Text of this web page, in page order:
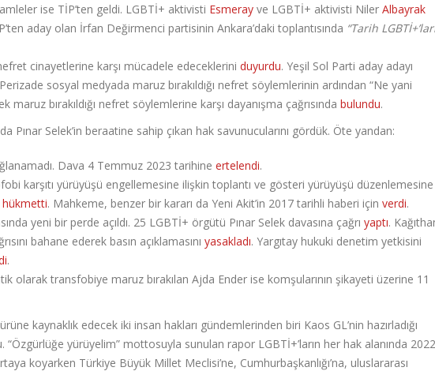
ise TİP’ten geldi. LGBTİ+ aktivisti Esmeray ve LGBTİ+ aktivisti Niler Albayrak
aday olan İrfan Değirmenci partisinin Ankara’daki toplantısında “Tarih
cinayetlerine karşı mücadele edeceklerini duyurdu. Yeşil Sol Parti aday adayı
sosyal medyada maruz bırakıldığı nefret söylemlerinin ardından “Ne yani
bırakıldığı nefret söylemlerine karşı dayanışma çağrısında bulundu.
Pınar Selek’in beraatine sahip çıkan hak savunucularını gördük. Öte yandan:
Dava 4 Temmuz 2023 tarihine ertelendi.
karşıtı yürüyüşü engellemesine ilişkin toplantı ve gösteri yürüyüşü düzenlemesine
hükmetti. Mahkeme, benzer bir kararı da Yeni Akit’in 2017 tarihli haberi için verdi.
yeni bir perde açıldı. 25 LGBTİ+ örgütü Pınar Selek davasına çağrı yaptı.
bahane ederek basın açıklamasını yasakladı. Yargıtay hukuki denetim yetkisini
.
olarak transfobiye maruz bırakılan Ajda Ender ise komşularının şikayeti üzerine 11
kaynaklık edecek iki insan hakları gündemlerinden biri Kaos GL’nin hazırladığı
“Özgürlüğe yürüyelim” mottosuyla sunulan rapor LGBTİ+’ların her hak alanında 2022
koyarken Türkiye Büyük Millet Meclisi’ne, Cumhurbaşkanlığı’na, uluslararası